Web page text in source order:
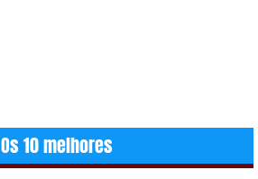
Os 10 melhores